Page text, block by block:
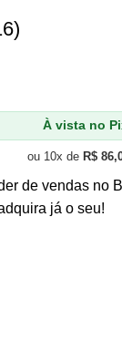
À vista no
ou 10x de R$
de vendas no
já o seu!